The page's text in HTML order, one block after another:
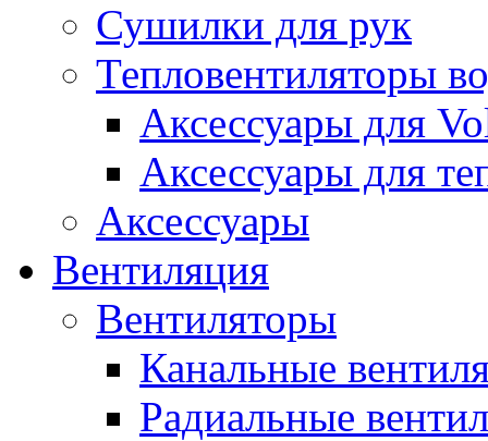
Сушилки для рук
Тепловентиляторы
Аксессуары для
Аксессуары для
Аксессуары
Вентиляция
Вентиляторы
Канальные
Радиальные